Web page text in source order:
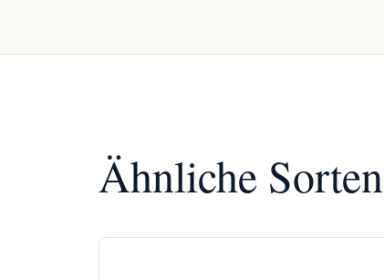
Ähnliche Sorten